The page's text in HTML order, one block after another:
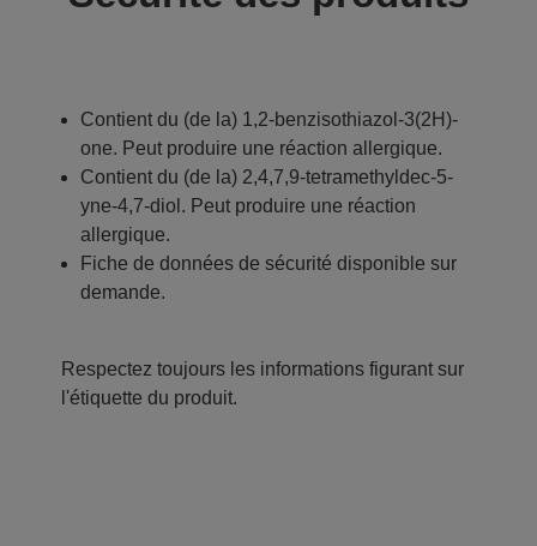
Contient du (de la) 1,2-benzisothiazol-3(2H)-
one. Peut produire une réaction allergique.
Contient du (de la) 2,4,7,9-tetramethyldec-5-
yne-4,7-diol. Peut produire une réaction
allergique.
Fiche de données de sécurité disponible sur
demande.
Respectez toujours les informations figurant sur
l'étiquette du produit.